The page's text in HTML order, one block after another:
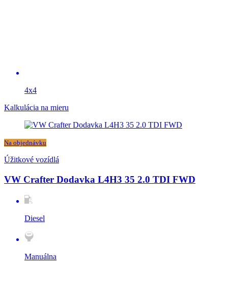
4x4
Kalkulácia na mieru
Na objednávku
Úžitkové vozídlá
VW Crafter Dodavka L4H3 35 2.0 TDI FWD
Diesel
Manuálna